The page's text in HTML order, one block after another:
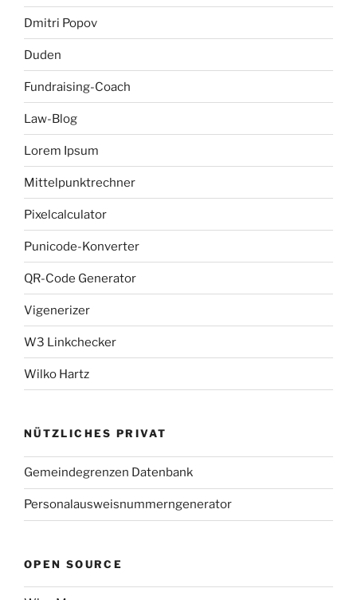
Dmitri Popov
Duden
Fundraising-Coach
Law-Blog
Lorem Ipsum
Mittelpunktrechner
Pixelcalculator
Punicode-Konverter
QR-Code Generator
Vigenerizer
W3 Linkchecker
Wilko Hartz
NÜTZLICHES PRIVAT
Gemeindegrenzen Datenbank
Personalausweisnummerngenerator
OPEN SOURCE